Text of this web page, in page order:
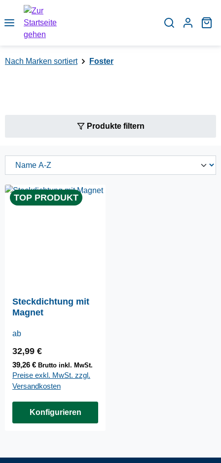
Zum Hauptinhalt springen
Nach Marken sortiert Foster
Produkte filtern
TOP PRODUKT
Steckdichtung mit
Magnet
ab
Regulärer Preis:
32,99 €
39,26 € Brutto inkl. MwSt.
Preise exkl. MwSt. zzgl.
Versandkosten
Konfigurieren